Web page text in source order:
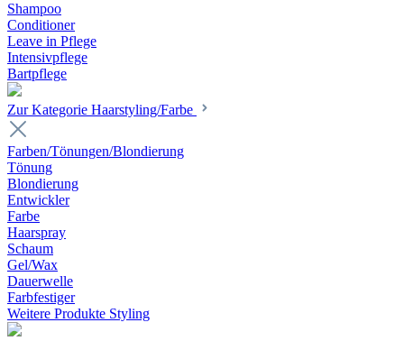
Shampoo
Conditioner
Leave in Pflege
Intensivpflege
Bartpflege
Zur Kategorie Haarstyling/Farbe
Farben/Tönungen/Blondierung
Tönung
Blondierung
Entwickler
Farbe
Haarspray
Schaum
Gel/Wax
Dauerwelle
Farbfestiger
Weitere Produkte Styling